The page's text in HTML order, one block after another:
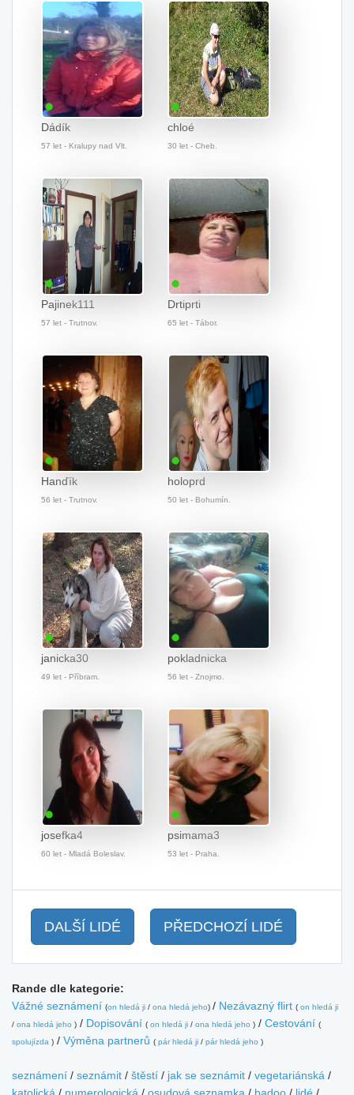
Dádík
57 let - Kralupy nad Vlt.
chloé
30 let - Cheb.
Pajinek111
57 let - Trutnov.
Drtiprti
65 let - Tábor.
Hanďík
56 let - Trutnov.
holoprd
50 let - Bohumín.
janicka30
49 let - Příbram.
pokladnicka
56 let - Znojmo.
josefka4
60 let - Mladá Boleslav.
psimama3
53 let - Praha.
DALŠÍ LIDÉ PŘEDCHOZÍ LIDÉ
Rande dle kategorie:
Vážné seznámení (on hledá ji / ona hledá jeho) / Nezávazný flirt ( on hledá ji
/ ona hledá jeho ) / Dopisování ( on hledá ji / ona hledá jeho ) / Cestování (
spolujízda ) / Výměna partnerů ( pár hledá ji / pár hledá jeho )
seznámení / seznámit / štěstí / jak se seznámit / vegetariánská /